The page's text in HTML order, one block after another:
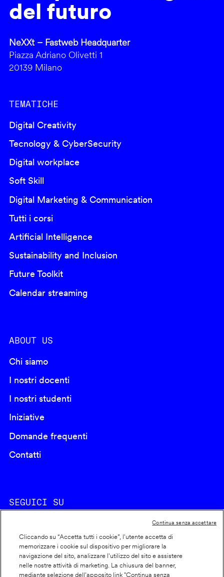
del futuro
NeXXt – Fastweb Headquarter
Piazza Adriano Olivetti 1
20139 Milano
TEMATICHE
Digital Creativity
Tecnology & CyberSecurity
Digital workplace
Soft Skill
Digital Marketing & Communication
Tutti i corsi
Artificial Intelligence
Sustainability and Inclusion
Future Toolkit
Calendar streaming
ABOUT US
Chi siamo
I nostri docenti
I nostri studenti
Iniziative
Domande frequenti
Contatti
SEGUICI SU
Cookie policy
Cliccando su “Accetta tutti i cookie”, l'utente accetta di
memorizzare i cookie sul dispositivo per migliorare la
navigazione del sito, analizzare l'utilizzo del sito e assistere
nelle nostre attività di marketing. La chiusura del banner,
mediante selezione dell’apposito link "Continua senza
Continua senza accettare